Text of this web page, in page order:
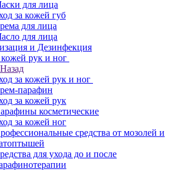
для лица
за кожей губ
для лица
для лица
и Дезинфекция
кожей рук и ног
Назад
за кожей рук и ног
парафин
за кожей рук
косметические
за кожей ног
средства от мозолей и
для ухода до и после